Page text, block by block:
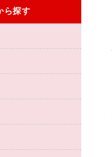
ら探す
ジ
ール方式）
トリッジ